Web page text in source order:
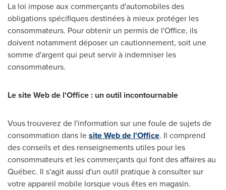
La loi impose aux commerçants d'automobiles des
obligations spécifiques destinées à mieux protéger les
consommateurs. Pour obtenir un permis de l'Office, ils
doivent notamment déposer un cautionnement, soit une
somme d'argent qui peut servir à indemniser les
consommateurs.
Le site Web de l'Office : un outil incontournable
Vous trouverez de l'information sur une foule de sujets de
consommation dans lesite Web de l'Office. Il comprend
des conseils et des renseignements utiles pour les
consommateurs et les commerçants qui font des affaires au
Québec. Il s'agit aussi d'un outil pratique à consulter sur
votre appareil mobile lorsque vous êtes en magasin.